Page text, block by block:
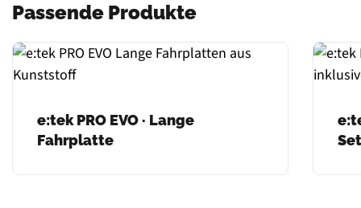
Passende Produkte
e:tek PRO EVO · Lange
Fahrplatte